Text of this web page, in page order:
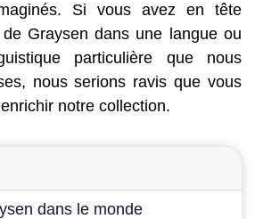
Si vous avez en tête
Graysen dans une langue ou
particulière que nous
nous serions ravis que vous
notre collection.
dans le monde